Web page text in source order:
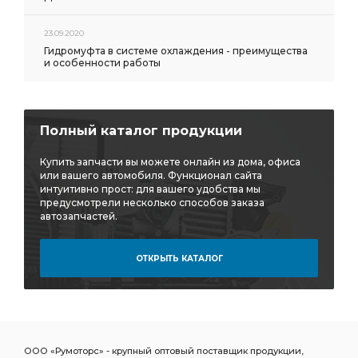
ВОЗДУХОВОДНАЯ 5 АЗ УРАЛ
КОРОБКА РАЗДАТОЧНАЯ АЗ УРАЛ
РАЗДАТОЧНАЯ АЗ УРАЛ i=6,77 фланец
МОСТА i=6.77 48 зуб фланец
БМКД фланец с торцевыми шлицами
БМКД фланец с торц.
РУЛЕВОГО УПРАВЛЕНИЯ АЗ УРАЛ
КАПОТА АЗ УРАЛ ФИЛЬТРА АЗ УРАЛ
23.09.2020
Гидромуфта в системе охлаждения - преимущества
и особенности работы
Полный каталог продукции
Купить запчасти вы можете онлайн из дома, офиса
или вашего автомобиля. Функционал сайта
интуитивно прост: для вашего удобства мы
предусмотрели несколько способов заказа
автозапчастей.
ОТКРЫТЬ КАТАЛОГ
ООО «Румоторс» - крупный оптовый поставщик продукции,